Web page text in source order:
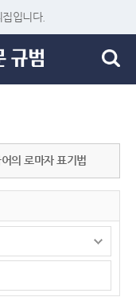
입니다.
의 로마자 표기법